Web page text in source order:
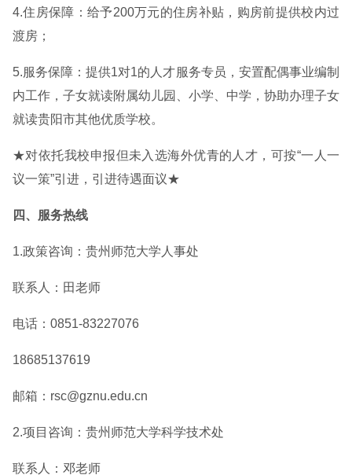
4.住房保障：给予200万元的住房补贴，购房前提供校内过
渡房；
5.服务保障：提供1对1的人才服务专员，安置配偶事业编制
内工作，子女就读附属幼儿园、小学、中学，协助办理子女
就读贵阳市其他优质学校。
★对依托我校申报但未入选海外优青的人才，可按“一人一
议一策”引进，引进待遇面议★
四、服务热线
1.政策咨询：贵州师范大学人事处
联系人：田老师
电话：0851-83227076
18685137619
邮箱：rsc@gznu.edu.cn
2.项目咨询：贵州师范大学科学技术处
联系人：邓老师